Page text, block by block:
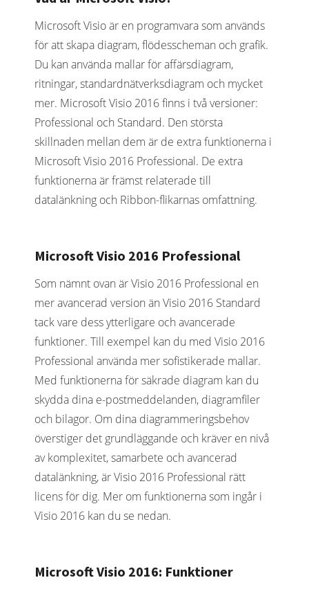
Microsoft Visio är en programvara som används
för att skapa diagram, flödesscheman och grafik.
Du kan använda mallar för affärsdiagram,
ritningar, standardnätverksdiagram och mycket
mer. Microsoft Visio 2016 finns i två versioner:
Professional och Standard. Den största
skillnaden mellan dem är de extra funktionerna i
Microsoft Visio 2016 Professional. De extra
funktionerna är främst relaterade till
datalänkning och Ribbon-flikarnas omfattning.
Microsoft Visio 2016 Professional
Som nämnt ovan är Visio 2016 Professional en
mer avancerad version än Visio 2016 Standard
tack vare dess ytterligare och avancerade
funktioner. Till exempel kan du med Visio 2016
Professional använda mer sofistikerade mallar.
Med funktionerna för säkrade diagram kan du
skydda dina e-postmeddelanden, diagramfiler
och bilagor. Om dina diagrammeringsbehov
överstiger det grundläggande och kräver en nivå
av komplexitet, samarbete och avancerad
datalänkning, är Visio 2016 Professional rätt
licens för dig. Mer om funktionerna som ingår i
Visio 2016 kan du se nedan.
Microsoft Visio 2016: Funktioner